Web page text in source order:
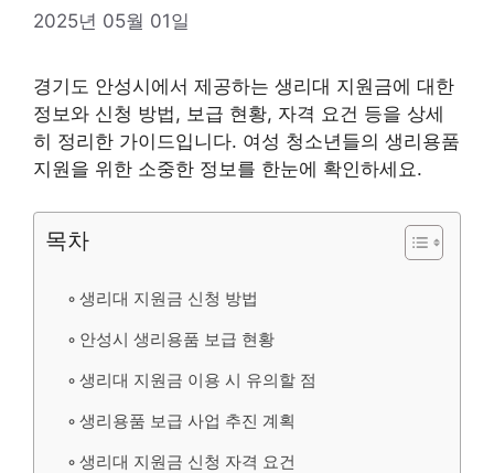
2025년 05월 01일
경기도 안성시에서 제공하는 생리대 지원금에 대한
정보와 신청 방법, 보급 현황, 자격 요건 등을 상세
히 정리한 가이드입니다. 여성 청소년들의 생리용품
지원을 위한 소중한 정보를 한눈에 확인하세요.
목차
생리대 지원금 신청 방법
안성시 생리용품 보급 현황
생리대 지원금 이용 시 유의할 점
생리용품 보급 사업 추진 계획
생리대 지원금 신청 자격 요건